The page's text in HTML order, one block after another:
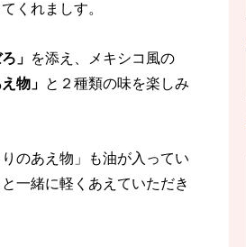
くれましす。
」 を添え、メキシコ風の
物」 と２種類の味を楽しみ
のあえ物」も油が入ってい
一緒に軽くあえていただき